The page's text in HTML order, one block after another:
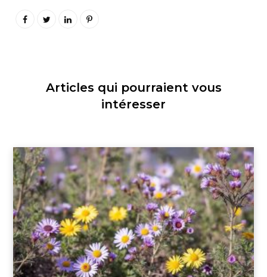
Articles qui pourraient vous
intéresser